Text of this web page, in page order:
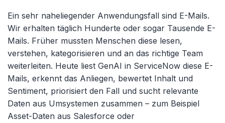
Ein sehr naheliegender Anwendungsfall sind E-Mails.
Wir erhalten täglich Hunderte oder sogar Tausende E-
Mails. Früher mussten Menschen diese lesen,
verstehen, kategorisieren und an das richtige Team
weiterleiten. Heute liest GenAI in ServiceNow diese E-
Mails, erkennt das Anliegen, bewertet Inhalt und
Sentiment, priorisiert den Fall und sucht relevante
Daten aus Umsystemen zusammen – zum Beispiel
Asset-Daten aus Salesforce oder